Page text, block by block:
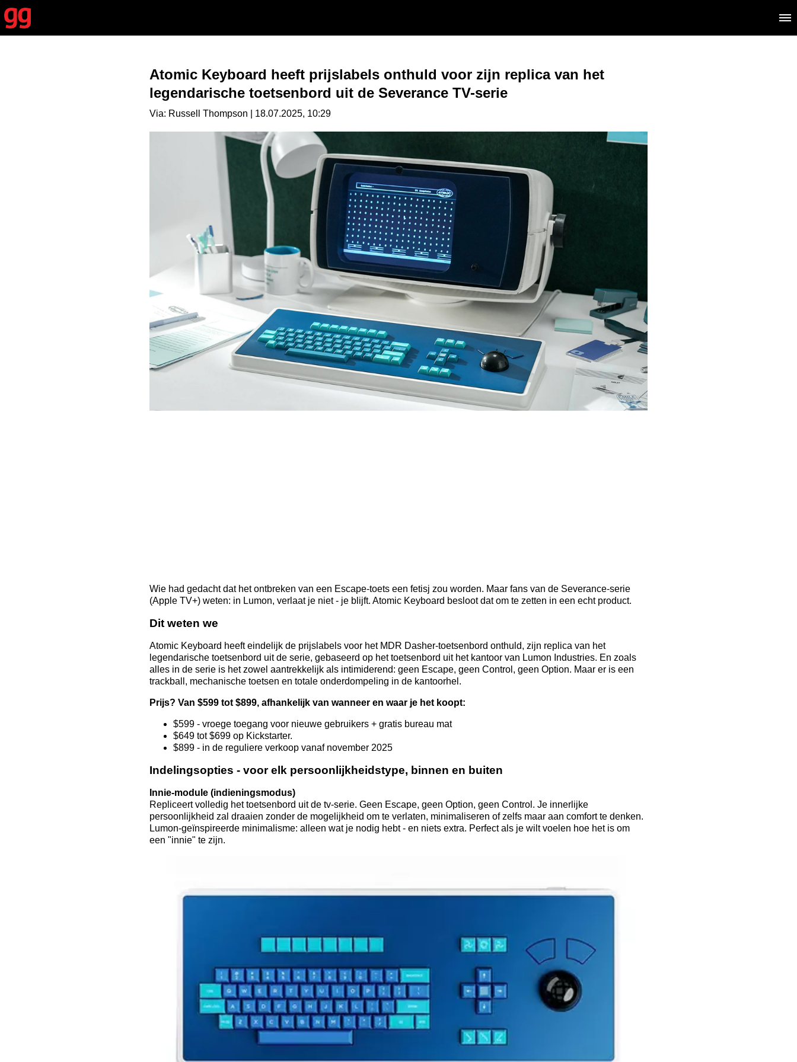
Atomic Keyboard heeft prijslabels onthuld voor zijn replica van het
legendarische toetsenbord uit de Severance TV-serie
Via: Russell Thompson | 18.07.2025, 10:29
Wie had gedacht dat het ontbreken van een Escape-toets een fetisj zou worden. Maar fans van de Severance-serie
(Apple TV+) weten: in Lumon, verlaat je niet - je blijft. Atomic Keyboard besloot dat om te zetten in een echt product.
Dit weten we
Atomic Keyboard heeft eindelijk de prijslabels voor het MDR Dasher-toetsenbord onthuld, zijn replica van het
legendarische toetsenbord uit de serie, gebaseerd op het toetsenbord uit het kantoor van Lumon Industries. En zoals
alles in de serie is het zowel aantrekkelijk als intimiderend: geen Escape, geen Control, geen Option. Maar er is een
trackball, mechanische toetsen en totale onderdompeling in de kantoorhel.
Prijs? Van $599 tot $899, afhankelijk van wanneer en waar je het koopt:
$599 - vroege toegang voor nieuwe gebruikers + gratis bureau mat
$649 tot $699 op Kickstarter.
$899 - in de reguliere verkoop vanaf november 2025
Indelingsopties - voor elk persoonlijkheidstype, binnen en buiten
Innie-module (indieningsmodus)
Repliceert volledig het toetsenbord uit de tv-serie. Geen Escape, geen Option, geen Control. Je innerlijke
persoonlijkheid zal draaien zonder de mogelijkheid om te verlaten, minimaliseren of zelfs maar aan comfort te denken.
Lumon-geïnspireerde minimalisme: alleen wat je nodig hebt - en niets extra. Perfect als je wilt voelen hoe het is om
een "innie" te zijn.